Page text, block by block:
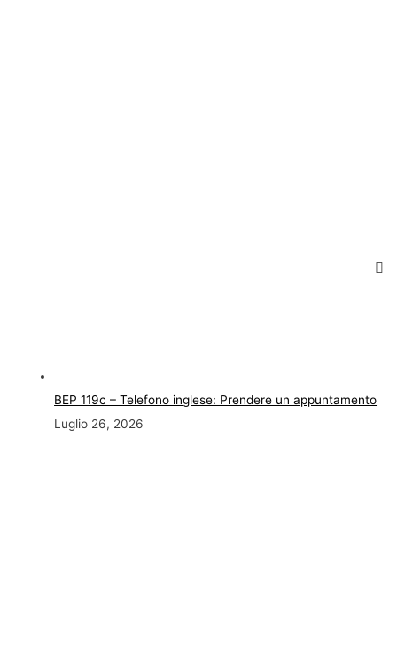
BEP 119c – Telefono inglese: Prendere un appuntamento
Luglio 26, 2026